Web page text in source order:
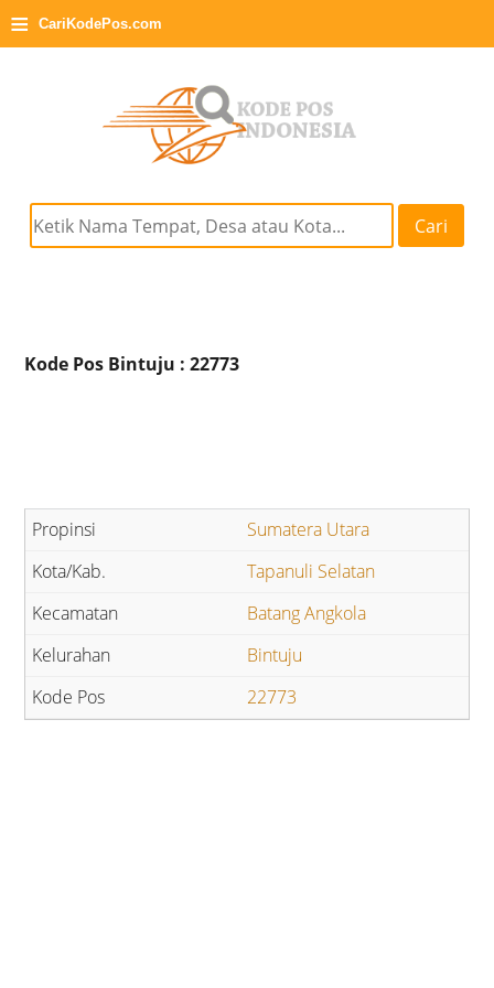
≡ CariKodePos.com
Cari
Kode Pos Bintuju : 22773
Sumatera Utara
Tapanuli Selatan
Batang Angkola
Bintuju
22773